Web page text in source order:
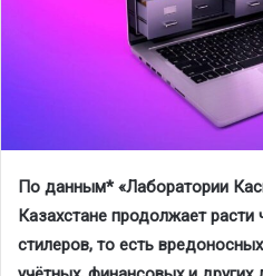
По данным*«Лаборатории
Казахстане продолжает расти
стилеров, то есть вредоносны